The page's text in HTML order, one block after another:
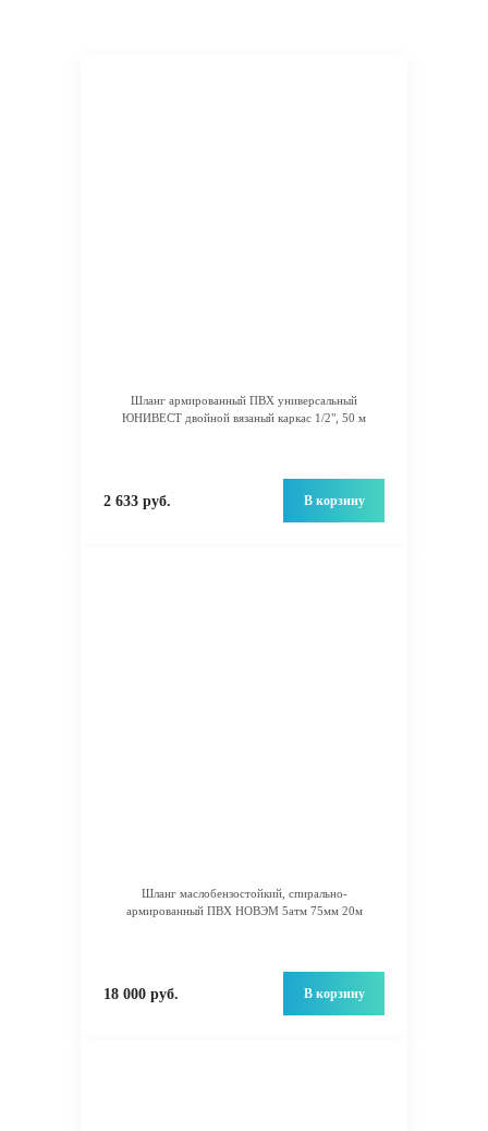
Шланг армированный ПВХ универсальный
ЮНИВЕСТ двойной вязаный каркас 1/2", 50 м
2 633 руб. В корзину
Шланг маслобензостойкий, спирально-
армированный ПВХ НОВЭМ 5атм 75мм 20м
18 000 руб. В корзину